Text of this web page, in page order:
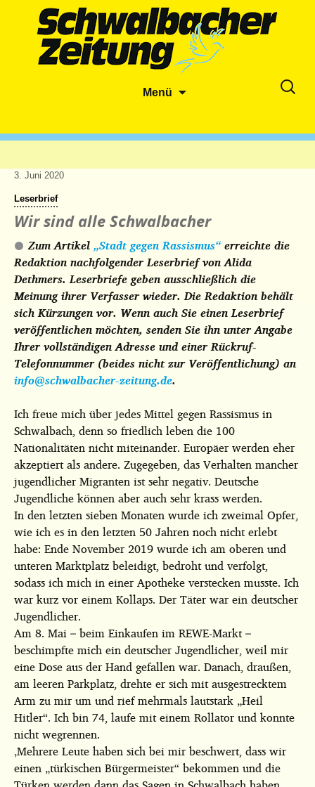
Menü
Suche
3. Juni 2020
Leserbrief
Wir sind alle Schwalbacher
Zum Artikel„Stadt gegen Rassismus“erreichte die
Redaktion nachfolgender Leserbrief von Alida
Dethmers. Leserbriefe geben ausschließlich die
Meinung ihrer Verfasser wieder. Die Redaktion behält
sich Kürzungen vor. Wenn auch Sie einen Leserbrief
veröffentlichen möchten, senden Sie ihn unter Angabe
Ihrer vollständigen Adresse und einer Rückruf-
Telefonnummer (beides nicht zur Veröffentlichung) an
info@schwalbacher-zeitung.de.
Ich freue mich über jedes Mittel gegen Rassismus in
Schwalbach, denn so friedlich leben die 100
Nationalitäten nicht miteinander. Europäer werden eher
akzeptiert als andere. Zugegeben, das Verhalten mancher
jugendlicher Migranten ist sehr negativ. Deutsche
Jugendliche können aber auch sehr krass werden.
In den letzten sieben Monaten wurde ich zweimal Opfer,
wie ich es in den letzten 50 Jahren noch nicht erlebt
habe: Ende November 2019 wurde ich am oberen und
unteren Marktplatz beleidigt, bedroht und verfolgt,
sodass ich mich in einer Apotheke verstecken musste. Ich
war kurz vor einem Kollaps. Der Täter war ein deutscher
Jugendlicher.
Am 8. Mai – beim Einkaufen im REWE-Markt –
beschimpfte mich ein deutscher Jugendlicher, weil mir
eine Dose aus der Hand gefallen war. Danach, draußen,
am leeren Parkplatz, drehte er sich mit ausgestrecktem
Arm zu mir um und rief mehrmals lautstark „Heil
Hitler“. Ich bin 74, laufe mit einem Rollator und konnte
nicht wegrennen.
‚Mehrere Leute haben sich bei mir beschwert, dass wir
einen „türkischen Bürgermeister“ bekommen und die